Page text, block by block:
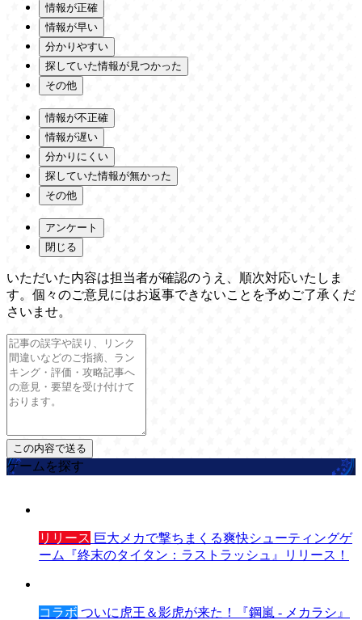
情報が正確
情報が早い
分かりやすい
探していた情報が見つかった
その他
情報が不正確
情報が遅い
分かりにくい
探していた情報が無かった
その他
アンケート
閉じる
いただいた内容は担当者が確認のうえ、順次対応いたしま
す。個々のご意見にはお返事できないことを予めご了承くだ
さいませ。
ゲームを探す
リリース 巨大メカで撃ちまくる爽快シューティングゲ
ーム『終末のタイタン：ラストラッシュ』リリース！
コラボ ついに虎王＆影虎が来た！『鋼嵐 - メカラシ』